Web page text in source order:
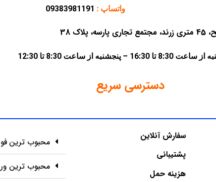
واتساپ : 09383981191
پلاک 38
پنجشنبه از ساعت 8:30 تا 12:30
دسترسی سریع
سفارش آنلاین
پشتیبانی
هزینه حمل
محبوب ترین
محبوب ترین